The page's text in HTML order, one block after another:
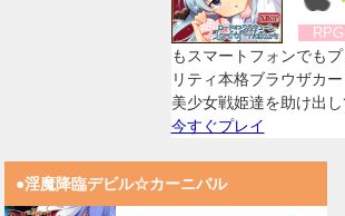
もスマートフォンでも
リティ本格ブラウザカ
美少女戦姫達を助け出
今すぐプレイ
●淫魔降臨デビル☆カーニバル